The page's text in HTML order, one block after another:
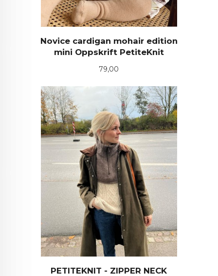
Novice cardigan mohair edition
mini Oppskrift PetiteKnit
Pris
79,00
PETITEKNIT - ZIPPER NECK